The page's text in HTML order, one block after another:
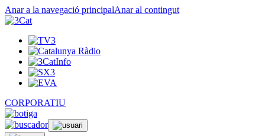
Anar a la navegació principalAnar al contingut
CORPORATIU